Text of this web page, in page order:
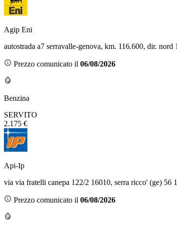
Agip Eni
autostrada a7 serravalle-genova, km. 116.600, dir.
Prezzo comunicato il 06/08/2026
Benzina
SERVITO
2.175 €
Api-Ip
via via fratelli canepa 122/2 16010, serra ricco' (ge) 56
Prezzo comunicato il 06/08/2026